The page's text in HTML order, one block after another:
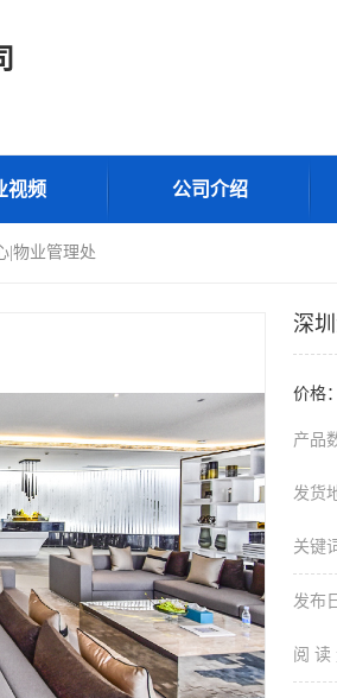
视频 公司介绍
|物业管理处
深
价格：
产品
发货
关键
发布
阅 读